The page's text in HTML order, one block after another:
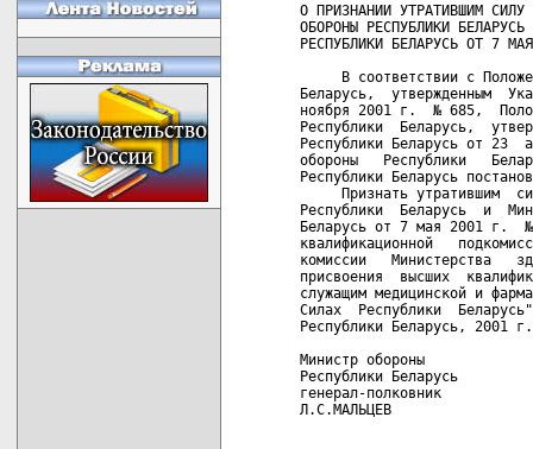
О ПРИЗНАНИИ УТРАТИВШИМ СИЛУ
ОБОРОНЫ РЕСПУБЛИКИ
РЕСПУБЛИКИ БЕЛАРУСЬ ОТ 7
В соответствии с
Беларусь,  утвержденным
ноября 2001 г.  № 685,
Республики  Беларусь,
Республики Беларусь от 23
обороны   Республики
Республики Беларусь
Признать утратившим
Республики  Беларусь  и
Беларусь от 7 мая 2001 г.
квалификационной
комиссии   Министерства
присвоения  высших
служащим медицинской и
Силах  Республики
Республики Беларусь,
Министр обороны
Республики Беларусь
генерал-полковник
Л.С.МАЛЬЦЕВ